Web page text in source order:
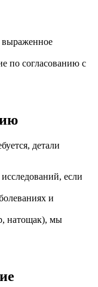
по согласованию с
детали
если
и
натощак), мы